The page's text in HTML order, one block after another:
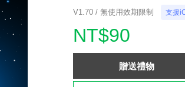
V1.70 / 無使用效期限制 支援
NT$90
贈送禮物